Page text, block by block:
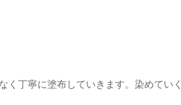
く丁寧に塗布していきます。染めてい